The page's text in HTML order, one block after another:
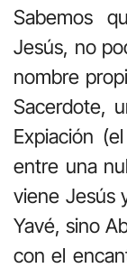
Sabemos
Jesús, no
nombre
Sacerdote,
Expiación
entre una
viene Jesús
Yavé, sino
con el